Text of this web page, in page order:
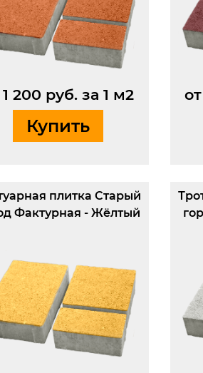
1 200 руб. за 1 м2
Купить
плитка Старый
Фактурная - Жёлтый